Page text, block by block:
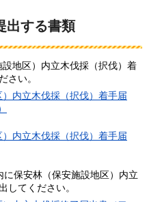
出する書類
地区）内立木伐採（択伐）着
さい。
内立木伐採（択伐）着手届
内立木伐採（択伐）着手届
保安林（保安施設地区）内立
してください。